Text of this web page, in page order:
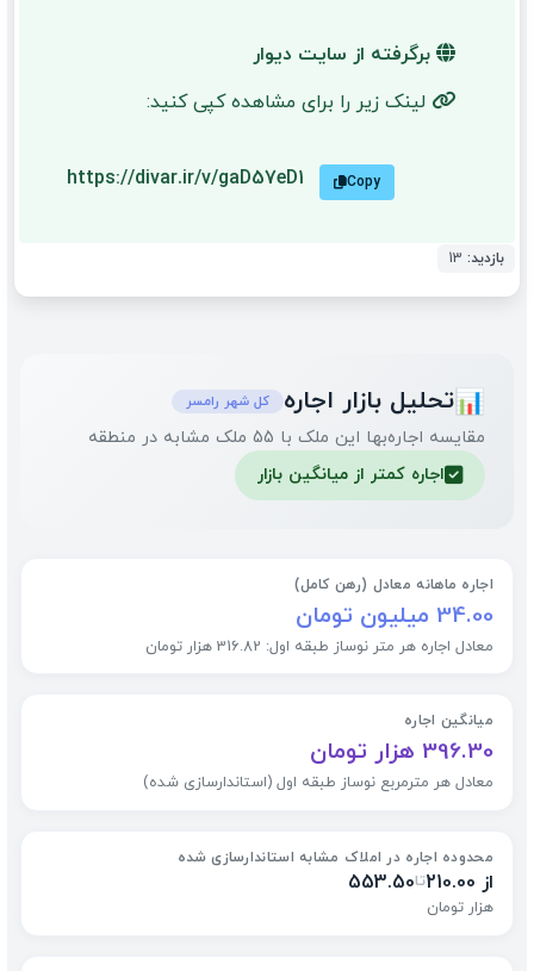
برگرفته از سایت دیوار
لینک زیر را برای مشاهده کپی کنید:
https://divar.ir/v/gaD57eD1 Copy
بازدید: 13
📊تحلیل بازار اجاره کل شهر رامسر
مقایسه اجاره‌بها این ملک با 55 ملک مشابه در منطقه
✅اجاره کمتر از میانگین بازار
اجاره ماهانه معادل (رهن کامل)
34.00 میلیون تومان
معادل اجاره هر متر نوساز طبقه اول: 316.82 هزار تومان
میانگین اجاره
396.30 هزار تومان
معادل هر مترمربع نوساز طبقه اول (استاندارسازی شده)
محدوده اجاره در املاک مشابه استاندارسازی شده
از 210.00 تا553.50
هزار تومان